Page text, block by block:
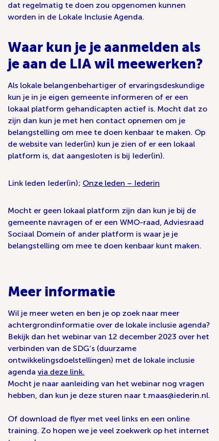
dat regelmatig te doen zou opgenomen kunnen
worden in de Lokale Inclusie Agenda.
Waar kun je je aanmelden als
je aan de LIA wil meewerken?
Als lokale belangenbehartiger of ervaringsdeskundige
kun je in je eigen gemeente informeren of er een
lokaal platform gehandicapten actief is. Mocht dat zo
zijn dan kun je met hen contact opnemen om je
belangstelling om mee te doen kenbaar te maken. Op
de website van Ieder(in) kun je zien of er een lokaal
platform is, dat aangesloten is bij Ieder(in).
Link leden Ieder(in); Onze leden – Iederin
Mocht er geen lokaal platform zijn dan kun je bij de
gemeente navragen of er een WMO-raad, Adviesraad
Sociaal Domein of ander platform is waar je je
belangstelling om mee te doen kenbaar kunt maken.
Meer informatie
Wil je meer weten en ben je op zoek naar meer
achtergrondinformatie over de lokale inclusie agenda?
Bekijk dan het webinar van 12 december 2023 over het
verbinden van de SDG’s (duurzame
ontwikkelingsdoelstellingen) met de lokale inclusie
agenda via deze link.
Mocht je naar aanleiding van het webinar nog vragen
hebben, dan kun je deze sturen naar t.maas@iederin.nl.
Of download de flyer met veel links en een online
training. Zo hopen we je veel zoekwerk op het internet